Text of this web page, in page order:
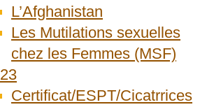
L’Afghanistan
Les Mutilations sexuelles
chez les Femmes (MSF)
Certificat/ESPT/Cicatrrices